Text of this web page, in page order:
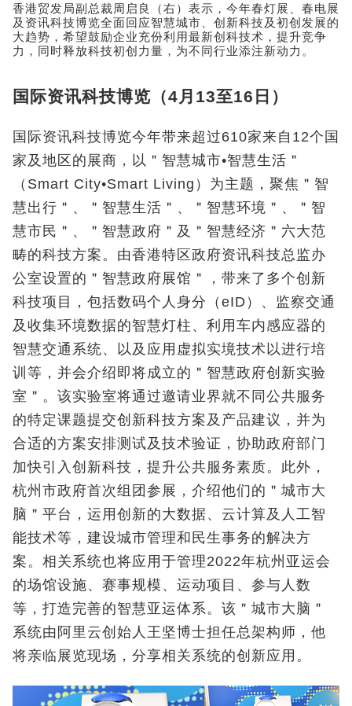
香港贸发局副总裁周启良（右）表示，今年春灯展、春电展
及资讯科技博览全面回应智慧城市、创新科技及初创发展的
大趋势，希望鼓励企业充份利用最新创科技术，提升竞争
力，同时释放科技初创力量，为不同行业添注新动力。
国际资讯科技博览（4月13至16日）
国际资讯科技博览今年带来超过610家来自12个国
家及地区的展商，以＂智慧城市•智慧生活＂
（Smart City•Smart Living）为主题，聚焦＂智
慧出行＂、＂智慧生活＂、＂智慧环境＂、＂智
慧市民＂、＂智慧政府＂及＂智慧经济＂六大范
畴的科技方案。由香港特区政府资讯科技总监办
公室设置的＂智慧政府展馆＂，带来了多个创新
科技项目，包括数码个人身分（eID）、监察交通
及收集环境数据的智慧灯柱、利用车内感应器的
智慧交通系统、以及应用虚拟实境技术以进行培
训等，并会介绍即将成立的＂智慧政府创新实验
室＂。该实验室将通过邀请业界就不同公共服务
的特定课题提交创新科技方案及产品建议，并为
合适的方案安排测试及技术验证，协助政府部门
加快引入创新科技，提升公共服务素质。此外，
杭州市政府首次组团参展，介绍他们的＂城市大
脑＂平台，运用创新的大数据、云计算及人工智
能技术等，建设城市管理和民生事务的解决方
案。相关系统也将应用于管理2022年杭州亚运会
的场馆设施、赛事规模、运动项目、参与人数
等，打造完善的智慧亚运体系。该＂城市大脑＂
系统由阿里云创始人王坚博士担任总架构师，他
将亲临展览现场，分享相关系统的创新应用。